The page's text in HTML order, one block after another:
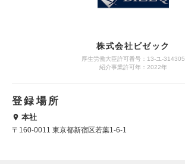
株式会社ビゼック
厚生労働大臣許可番号：13-ユ-314305
紹介事業許可年：2022年
登録場所
本社
〒160-0011 東京都新宿区若葉1-6-1